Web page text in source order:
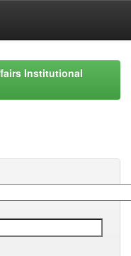
Institutional